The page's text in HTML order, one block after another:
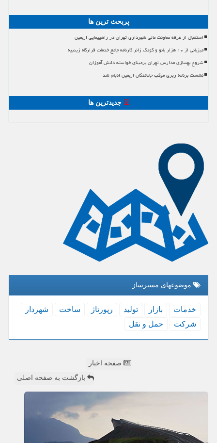
پربحث ترین ها
استقبال از غرفه معاونت مالی شهرداری تهران در راهپیمایی اربعین
میزبانی از ۱۰ هزار بانو و کودک زائر کارنامه جامع خدمات قرارگاه زینبیه
شروع بهسازی مدارس تهران برمبنای خواسته دانش آموزان
نشست برنامه ریزی موکب جاماندگان اربعین انجام شد
جدیدترین ها
موضوعهای مسیرساز
خدمات بازار تولید رپورتاژ ساخت
شهردار
شركت
حمل و نقل
صفحه اخبار
بازگشت به صفحه اصلی